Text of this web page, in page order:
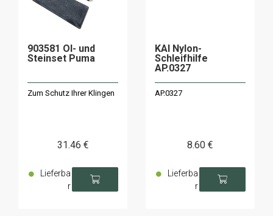
903581 Öl- und
Steinset Puma
Zum Schutz Ihrer Klingen
31.46 €
Lieferba
r
KAI Nylon-
Schleifhilfe
AP.0327
AP.0327
8.60 €
Lieferba
r